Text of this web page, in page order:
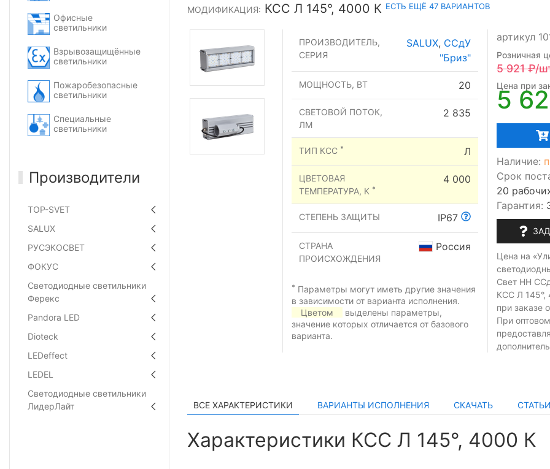
Офисные
светильники
Взрывозащищённые
светильники
Пожаробезопасные
светильники
Специальные
светильники
Производители
TOP-SVET
SALUX
РУСЭКОСВЕТ
ФОКУС
Светодиодные светильники
Ферекс
Pandora LED
Dioteck
LEDeffect
LEDEL
Светодиодные светильники
ЛидерЛайт
МОДИФИКАЦИЯ: КСС Л 145°, 4000 К ЕСТЬ ЕЩЁ 47 ВАРИАНТОВ
ПРОИЗВОДИТЕЛЬ,
СЕРИЯ
SALUX, ССдУ
"Бриз"
МОЩНОСТЬ, ВТ 20
СВЕТОВОЙ ПОТОК,
ЛМ
2 835
ТИП КСС * Л
ЦВЕТОВАЯ
ТЕМПЕРАТУРА, К *
4 000
СТЕПЕНЬ ЗАЩИТЫ IP67
СТРАНА
ПРОИСХОЖДЕНИЯ
Россия
* Параметры могут иметь другие значения
в зависимости от варианта исполнения.
Цветом
выделены параметры,
значение которых отличается от базового
варианта.
артикул
Розничная
5 921₽/
Цена при
5
Наличие:
Срок
20
Гарантия:
Цена на
Свет НН
КСС Л 145°,
при заказе
При
ВСЕ ХАРАКТЕРИСТИКИ ВАРИАНТЫ ИСПОЛНЕНИЯ СКАЧАТЬ
Характеристики КСС Л 145°, 4000 К